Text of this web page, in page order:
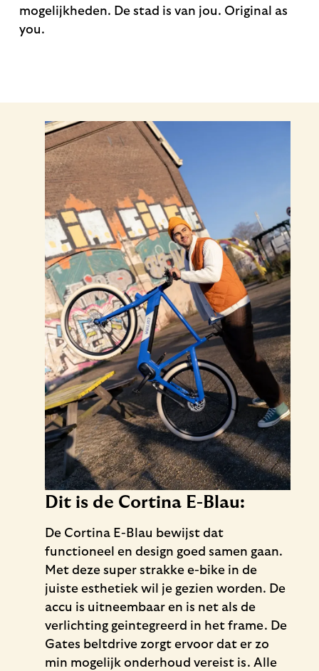
mogelijkheden. De stad is van jou. Original as
you.
Dit is de Cortina E-Blau:
De Cortina E-Blau bewijst dat
functioneel en design goed samen gaan.
Met deze super strakke e-bike in de
juiste esthetiek wil je gezien worden. De
accu is uitneembaar en is net als de
verlichting geintegreerd in het frame. De
Gates beltdrive zorgt ervoor dat er zo
min mogelijk onderhoud vereist is. Alle